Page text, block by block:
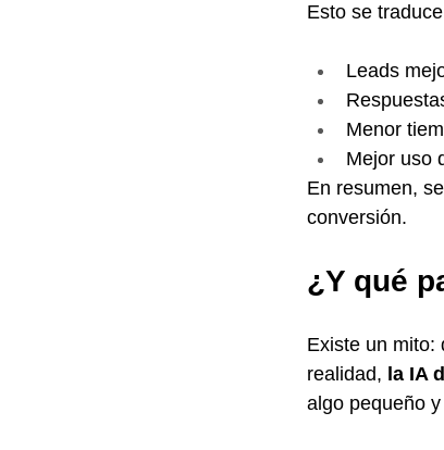
Esto se
Leads
Menor
Mejor uso
En resumen,
conversión.
¿Y qué
Existe un mito:
realidad, la IA
algo pequeño